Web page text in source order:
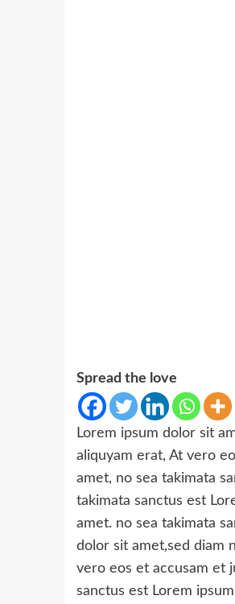
Spread the love
Lorem ipsum dolor sit
aliquyam erat, At vero
amet, no sea takimata
takimata sanctus est
amet. no sea takimata
dolor sit amet,sed diam
vero eos et accusam et
sanctus est Lorem